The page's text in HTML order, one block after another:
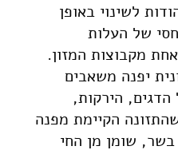
לשינוי באופן
של העלות
מקבוצות המזון.
יפנה משאבים
הדגים, הירקות,
הקיימת מפנה
שומן מן החי